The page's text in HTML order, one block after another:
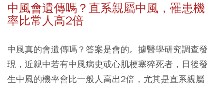
中風會遺傳嗎？直系親屬中風，罹患機
率比常人高2倍
中風真的會遺傳嗎？答案是會的。據醫學研究調查發
現，近親中若有中風病史或心肌梗塞猝死者，日後發
生中風的機率會比一般人高出2倍，尤其是直系親屬